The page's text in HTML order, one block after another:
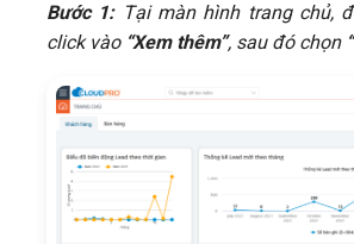
Bước 1:Tại màn hình trang chủ,
click vào “Xem thêm”, sau đó chọn